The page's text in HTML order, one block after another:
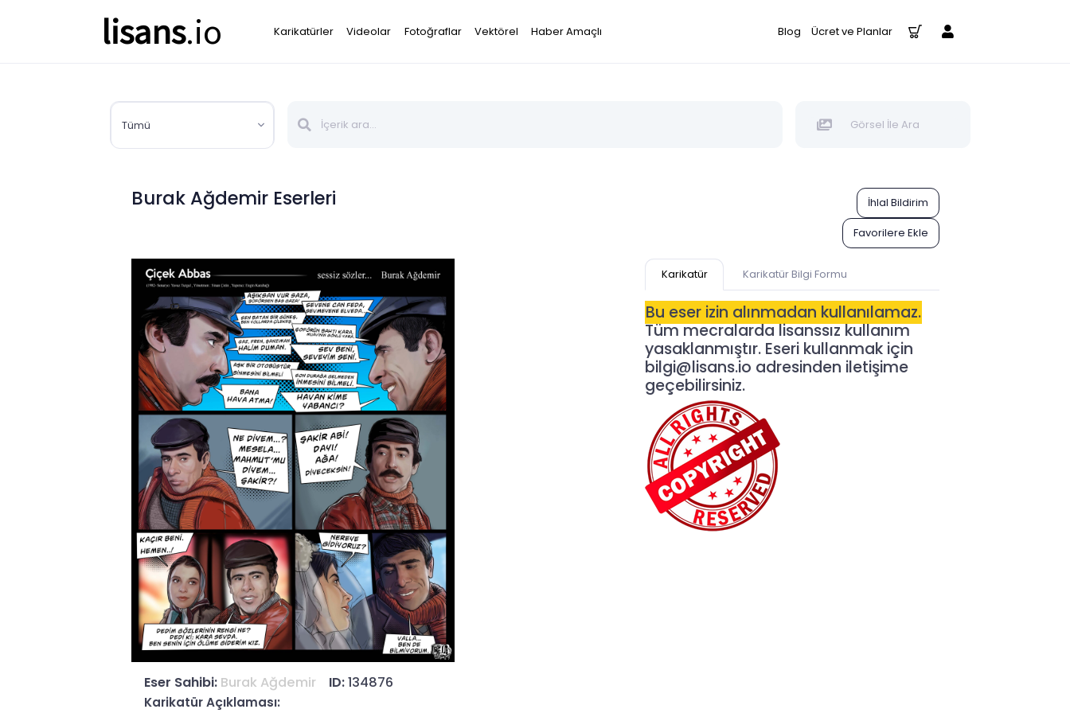
lisans.io Karikatürler Videolar Fotoğraflar Vektörel Haber Amaçlı Blog Ücret ve Planlar
Tümü Görsel İle Ara
Burak Ağdemir Eserleri
İhlal Bildirim
Favorilere Ekle
Karikatür Karikatür Bilgi Formu
Bu eser izin alınmadan kullanılamaz.
Tüm mecralarda lisanssız kullanım
yasaklanmıştır. Eseri kullanmak için
bilgi@lisans.io adresinden iletişime
geçebilirsiniz.
Eser Sahibi: Burak Ağdemir ID:134876
Karikatür Açıklaması: